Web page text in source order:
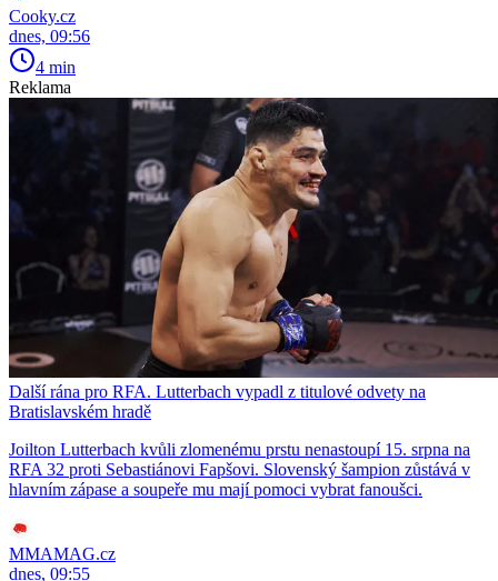
Cooky.cz
dnes, 09:56
4 min
Reklama
Další rána pro RFA. Lutterbach vypadl z titulové odvety na
Bratislavském hradě
Joilton Lutterbach kvůli zlomenému prstu nenastoupí 15. srpna na
RFA 32 proti Sebastiánovi Fapšovi. Slovenský šampion zůstává v
hlavním zápase a soupeře mu mají pomoci vybrat fanoušci.
MMAMAG.cz
dnes, 09:55